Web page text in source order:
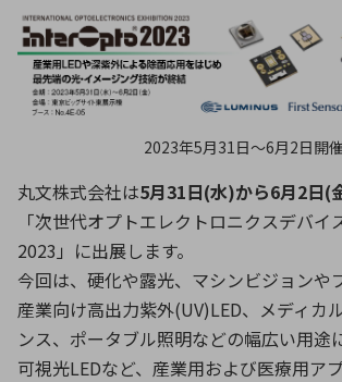
ブログ｜ここから始まる最新
レーダ・衛星通信
シミュレーター
環境構築・開発システム
特定用途向け・その他
U
V
Y
Z
2023年5月31日〜6月2日開
丸文株式会社は5月31日(水)から6月2日(
「次世代オプトエレクトロニクスデバ
2023」に出展します。
今回は、硬化や露光、マシンビジョンや
産業向け高出力紫外(UV)LED、メディカ
ンス、ポータブル照明などの幅広い用途
可視光LEDなど、産業用および医療用ア